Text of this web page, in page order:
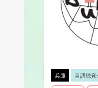
兵庫 言語聴覚